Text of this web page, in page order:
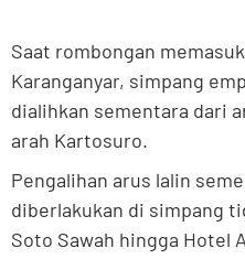
Saat rombongan
Karanganyar, simpang
dialihkan sementara dari
arah Kartosuro.
Pengalihan arus lalin
diberlakukan di simpang
Soto Sawah hingga Hotel